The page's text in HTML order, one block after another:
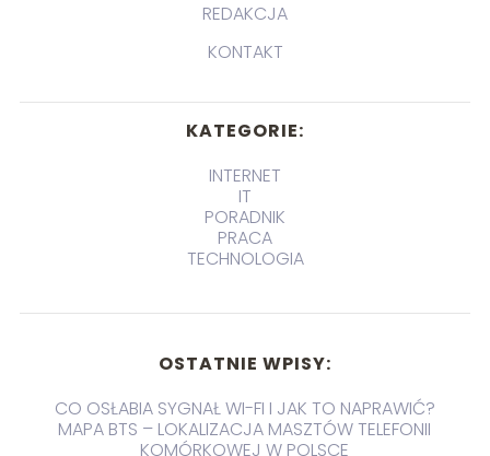
REDAKCJA
KONTAKT
KATEGORIE:
INTERNET
IT
PORADNIK
PRACA
TECHNOLOGIA
OSTATNIE WPISY:
CO OSŁABIA SYGNAŁ WI-FI I JAK TO NAPRAWIĆ?
MAPA BTS – LOKALIZACJA MASZTÓW TELEFONII
KOMÓRKOWEJ W POLSCE